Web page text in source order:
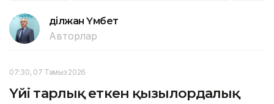
Әділжан Үмбет
Авторлар
07:30, 07 Тамыз 2026
Үйі тарлық еткен қызылордалық